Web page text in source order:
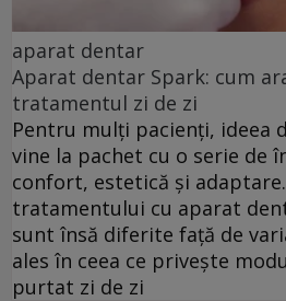
aparat dentar
Aparat dentar Spark: cum
tratamentul zi de zi
Pentru mulți pacienți, ideea
vine la pachet cu o serie de
confort, estetică și
tratamentului cu aparat
sunt însă diferite față de
ales în ceea ce privește
purtat zi de zi